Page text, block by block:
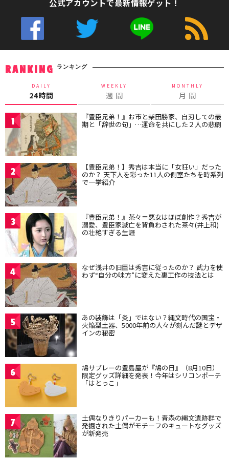
公式アカウントで最新情報ゲット！
RANKING ランキング
DAILY
24時間
WEEKLY
週 間
MONTHLY
月 間
1 『豊臣兄弟！』お市と柴田勝家、自刃しての最
期と「辞世の句」…運命を共にした２人の悲劇
2 【豊臣兄弟！】秀吉は本当に「女狂い」だった
のか？ 天下人を彩った11人の側室たちを時系列
で一挙紹介
3 『豊臣兄弟！』茶々＝悪女はほぼ創作？秀吉が
溺愛、豊臣家滅亡を背負わされた茶々(井上和)
の壮絶すぎる生涯
4 なぜ浅井の旧臣は秀吉に従ったのか？ 武力を使
わず“自分の味方”に変えた裏工作の技法とは
5 あの装飾は「炎」ではない？縄文時代の国宝・
火焔型土器、5000年前の人々が刻んだ謎とデザ
インの秘密
6 鳩サブレーの豊島屋が『鳩の日』（8月10日）
限定グッズ詳細を発表！今年はシリコンポーチ
「はとっこ」
7 土偶なりきりパーカーも！青森の縄文遺跡群で
発掘された土偶がモチーフのキュートなグッズ
が新発売